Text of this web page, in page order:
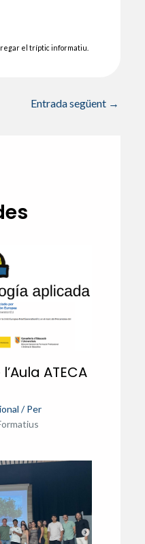
el tríptic informatiu.
Entrada següent →
ATECA
/ Per